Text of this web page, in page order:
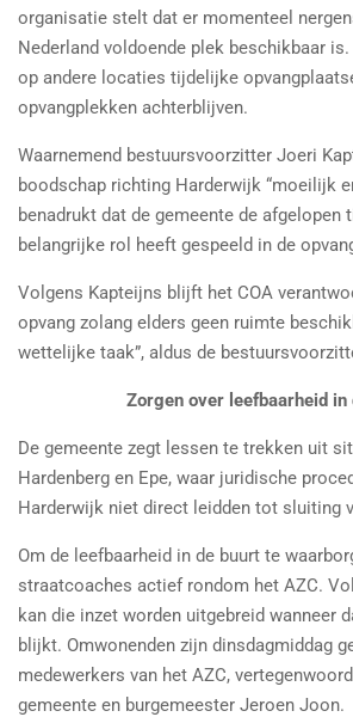
organisatie stelt dat er momenteel
Nederland voldoende plek beschikbaar
op andere locaties tijdelijke
opvangplekken achterblijven.
Waarnemend bestuursvoorzitter Joeri
boodschap richting Harderwijk “moeilijk
benadrukt dat de gemeente de afgelopen
belangrijke rol heeft gespeeld in de
Volgens Kapteijns blijft het COA
opvang zolang elders geen ruimte
wettelijke taak”, aldus de
Zorgen over leefbaarheid in
De gemeente zegt lessen te trekken uit
Hardenberg en Epe, waar juridische
Harderwijk niet direct leidden tot sluiting
Om de leefbaarheid in de buurt te
straatcoaches actief rondom het AZC.
kan die inzet worden uitgebreid wanneer
blijkt. Omwonenden zijn dinsdagmiddag
medewerkers van het AZC,
gemeente en burgemeester Jeroen Joon.